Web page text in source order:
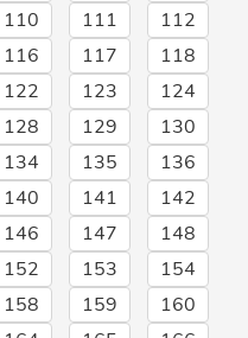
110 111
112
116 117
118
122 123
124
128 129
130
134 135
136
140 141
142
146 147
148
152 153
154
158 159
160